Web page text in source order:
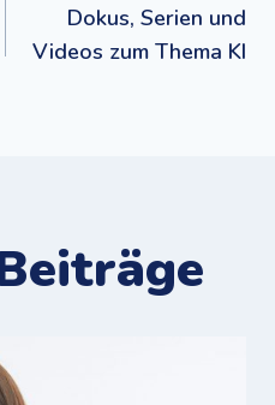
Dokus, Serien und
Videos zum Thema KI